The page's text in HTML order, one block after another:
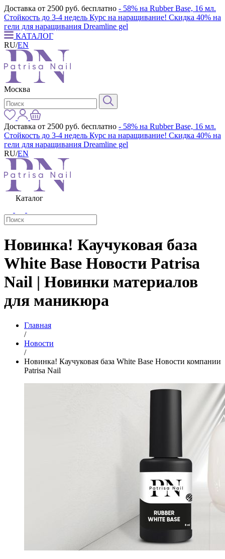
Доставка от 2500 руб. бесплатно - 58% на Rubber Base, 16 мл.
Стойкость до 3-4 недель Курс на наращивание! Скидка 40% на
гели для наращивания Dreamline gel
КАТАЛОГ
RU/EN
Москва
Доставка от 2500 руб. бесплатно - 58% на Rubber Base, 16 мл.
Стойкость до 3-4 недель Курс на наращивание! Скидка 40% на
гели для наращивания Dreamline gel
RU/EN
Каталог
Новинка! Каучуковая база
White Base Новости Patrisa
Nail | Новинки материалов
для маникюра
Главная
/
Новости
/
Новинка! Каучуковая база White Base Новости компании
Patrisa Nail